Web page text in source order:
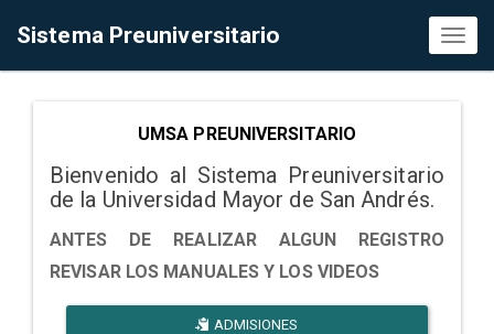
Sistema Preuniversitario
UMSA PREUNIVERSITARIO
Bienvenido al Sistema Preuniversitario
de la Universidad Mayor de San Andrés.
ANTES DE REALIZAR ALGUN REGISTRO
REVISAR LOS MANUALES Y LOS VIDEOS
ADMISIONES